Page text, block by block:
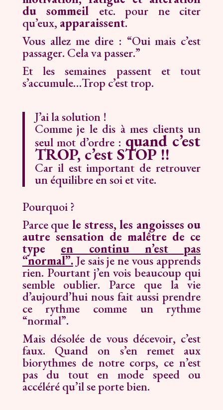
du sommeil etc. pour ne citer
qu’eux, apparaissent.
Vous allez me dire : “Oui mais c’est
passager. Cela va passer.”
Et les semaines passent et tout
s’accumule…Trop c’est trop.
J’ai la solution !
Comme je le dis à mes clients un
seul mot d’ordre : quand c’est
TROP, c’est STOP !!
Car il est important de retrouver
un équilibre en soi et vite.
Pourquoi ?
Parce que le stress, les angoisses ou
autre sensation de malêtre de ce
type en continu n’est pas
“normal”.Je sais je ne vous apprends
rien. Pourtant j’en vois beaucoup qui
semble oublier. Parce que la vie
d’aujourd’hui nous fait aussi prendre
ce rythme comme un rythme
“normal”.
Mais désolée de vous décevoir, c’est
faux. Quand on s’en remet aux
biorythmes de notre corps, ce n’est
pas du tout en mode speed ou
accéléré qu’il se porte bien.